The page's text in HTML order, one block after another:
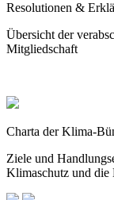
Resolutionen &
Übersicht der
Mitgliedschaft
Charta der Klima-
Ziele und
Klimaschutz und die